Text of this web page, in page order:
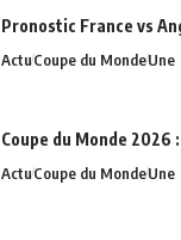
Pronostic France vs
ActuCoupe du MondeUne
Coupe du Monde
ActuCoupe du MondeUne